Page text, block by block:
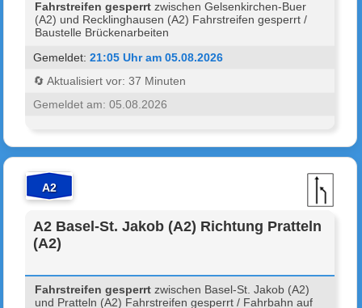
Fahrstreifen gesperrt zwischen Gelsenkirchen-Buer
(A2) und Recklinghausen (A2) Fahrstreifen gesperrt /
Baustelle Brückenarbeiten
Gemeldet:21:05 Uhr am 05.08.2026
🔄 Aktualisiert vor: 37 Minuten
Gemeldet am: 05.08.2026
A2
A2 Basel-St. Jakob (A2) Richtung Pratteln
(A2)
Fahrstreifen gesperrt zwischen Basel-St. Jakob (A2)
und Pratteln (A2) Fahrstreifen gesperrt / Fahrbahn auf